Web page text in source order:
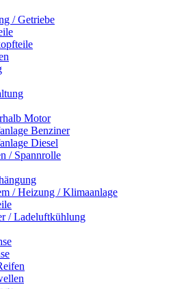
/ Getriebe
Motor
Benziner
Diesel
/ Spannrolle
/ Heizung / Klimaanlage
/ Ladeluftkühlung